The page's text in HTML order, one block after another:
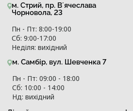
м. Стрий, пр. Вʼячеслава
Чорновола, 23
Пн - Пт: 8:00-19:00
Сб: 9:00-17:00
Неділя: вихідний
м. Самбір, вул. Шевченка 7
Пн - Пт: 09:00 - 18:00
Сб: 10:00 - 14:00
Нд: вихідний